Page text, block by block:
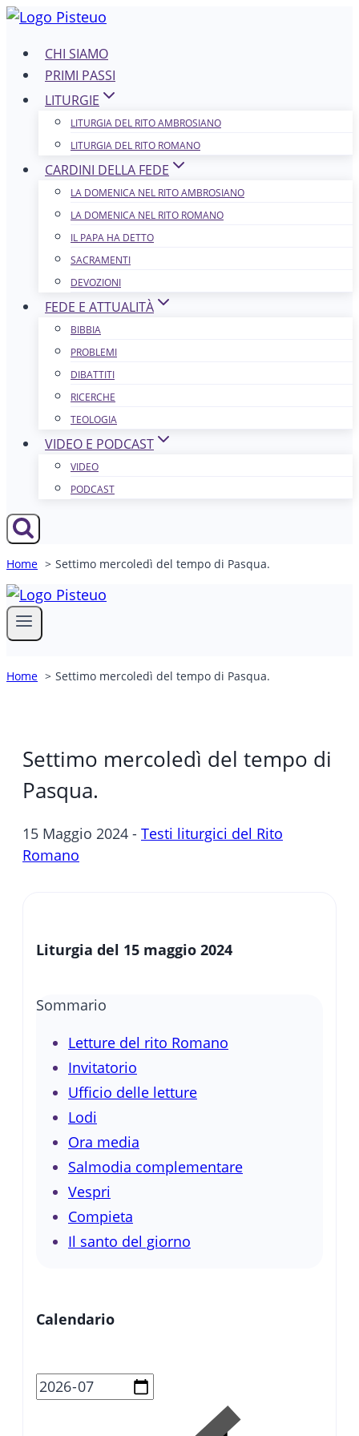
Salta
contenutoCHI SIAMO
PRIMI PASSI
LITURGIE
LITURGIA DEL RITO AMBROSIANO
LITURGIA DEL RITO ROMANO
CARDINI DELLA FEDE
LA DOMENICA NEL R​​​​​​ITO AMBROSIANO
LA DOMENICA NEL RITO ROMANO
IL PAPA HA DETTO
SACRAMENTI
DEVOZIONI
FEDE E ATTUALITÀ
BIBBIA
PROBLEMI
DIBATTITI
RICERCHE
TEOLOGIA
VIDEO E PODCAST
VIDEO
PODCAST
Home Settimo mercoledì del tempo di Pasqua.
Home Settimo mercoledì del tempo di Pasqua.
Settimo mercoledì del tempo di
Pasqua.
15 Maggio 2024 - Testi liturgici del Rito
Romano
Liturgia del 15 maggio 2024
Sommario
Letture del rito Romano
Invitatorio
Ufficio delle letture
Lodi
Ora media
Salmodia complementare
Vespri
Compieta
Il santo del giorno
Calendario